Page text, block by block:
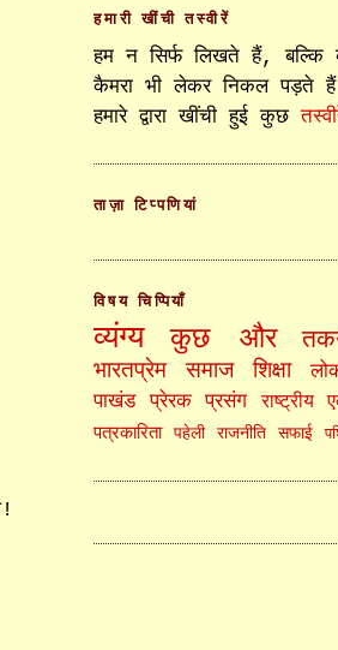
हमारी खींची तस्वीरें
हम न सिर्फ लिखते हैं, बल्कि
कैमरा भी लेकर निकल पड़ते हैं
हमारे द्वारा खींची हुई कुछ
ताज़ा टिप्पणियां
विषय चिप्पियाँ
व्यंग्य कुछ और
भारतप्रेम समाज शिक्षा
पाखंड
प्रेरक प्रसंग राष्ट्रीय
पत्रकारिता
पहेली राजनीति सफाई